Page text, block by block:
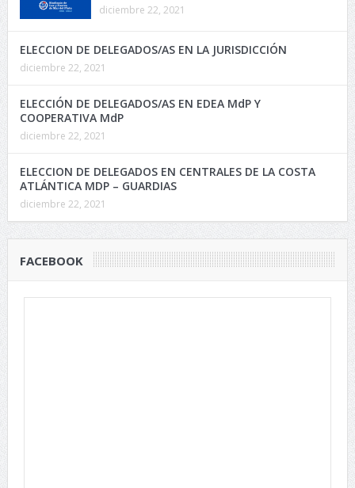
diciembre 22, 2021
ELECCION DE DELEGADOS/AS EN LA JURISDICCIÓN
diciembre 22, 2021
ELECCIÓN DE DELEGADOS/AS EN EDEA MdP Y
COOPERATIVA MdP
diciembre 22, 2021
ELECCION DE DELEGADOS EN CENTRALES DE LA COSTA
ATLÁNTICA MDP – GUARDIAS
diciembre 22, 2021
FACEBOOK